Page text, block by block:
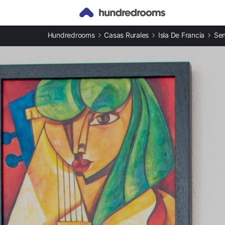
Casas rurales en Villepinte
Apartamentos en Villepinte
Hundredrooms Casas Rurales Isla De Francia